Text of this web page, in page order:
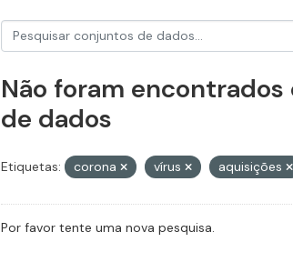
Não foram
de dados
Etiquetas: corona vírus aquisições
Por favor tente uma nova pesquisa.